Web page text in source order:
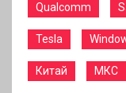
Qualcomm
Tesla
Китай МКС